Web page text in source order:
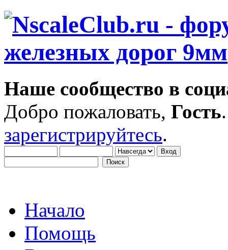
Наше сообщество в
Добро пожаловать, Гость
зарегистрируйтесь.
Начало
Помощь